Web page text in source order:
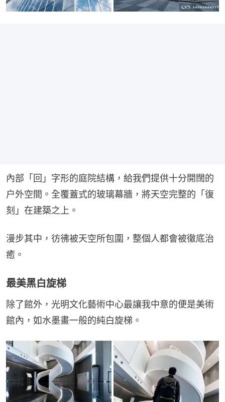
內部「回」字形的庭院結構，給我們提供十分開闊的
户外空間。全覆蓋式的玻璃幕牆，將天空完整的「復
刻」在建築之上。
漫步其中，彷彿被天空所包圍，整個人都會被徹底治
癒。
最美黑白旋梯
除了館外，光明文化藝術中心最讓我中意的便是美術
館內，如水墨畫一般的純白旋梯。